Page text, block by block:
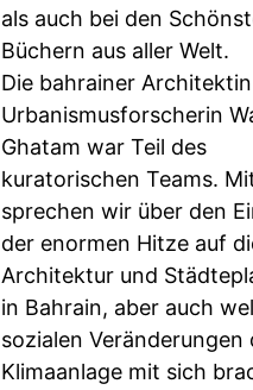
als auch bei den
Büchern aus aller Welt.
Die bahrainer
Urbanismusforscherin
Ghatam war Teil des
kuratorischen Teams.
sprechen wir über den
der enormen Hitze auf
Architektur und
in Bahrain, aber auch
sozialen Veränderungen
Klimaanlage mit sich